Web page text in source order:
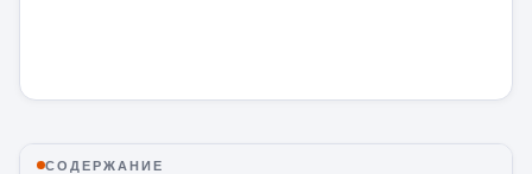
СОДЕРЖАНИЕ